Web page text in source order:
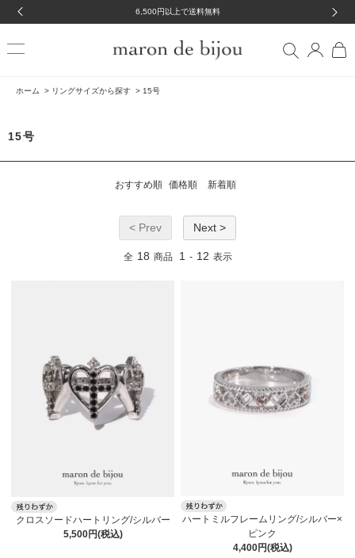
6,500円以上で送料無料
ホーム > リングサイズから探す > 15号
15号
おすすめ順 価格順 新着順
< Prev Next >
全 18 商品 1 - 12 表示
クロスソードハートリング/シルバー
5,500円(税込)
ハートミルフレームリング/シルバー×
ピンク
4,400円(税込)